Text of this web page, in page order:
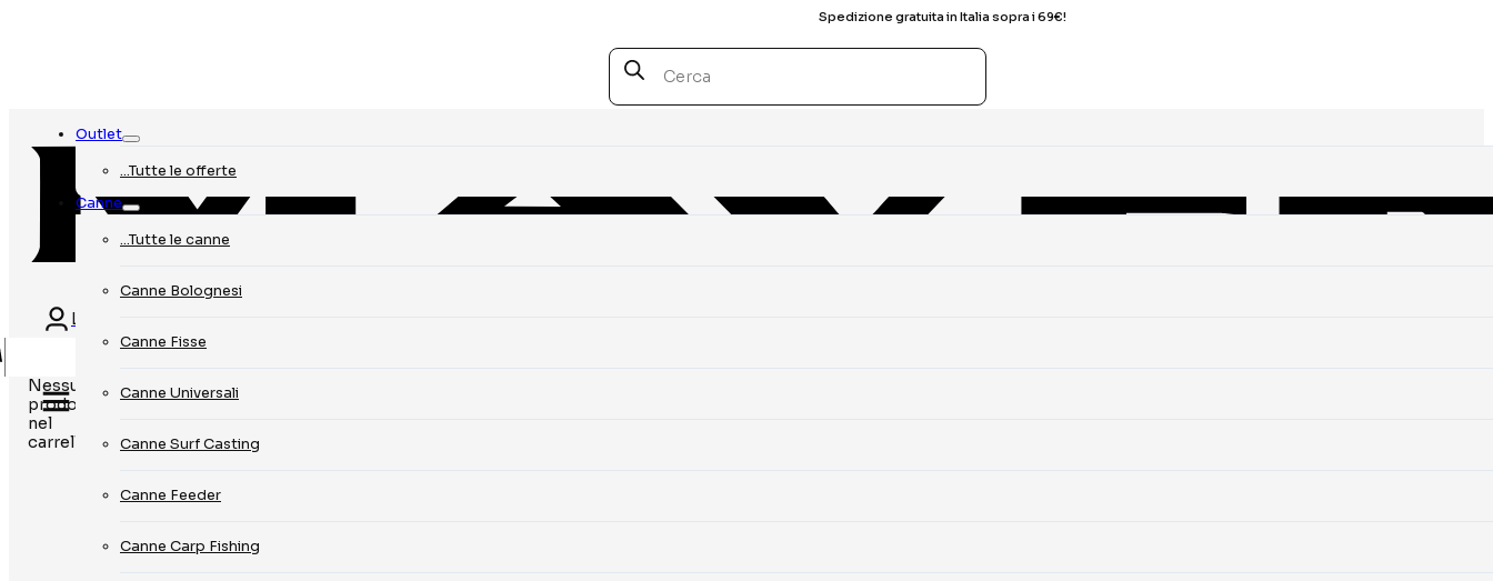
Spedizione gratuita in Italia sopra i 69€!
Products
search
Login
Nessun
prodotto
nel
carrello.
Outlet
…Tutte le offerte
Canne
…Tutte le canne
Canne Bolognesi
Canne Fisse
Canne Universali
Canne Surf Casting
Canne Feeder
Canne Carp Fishing